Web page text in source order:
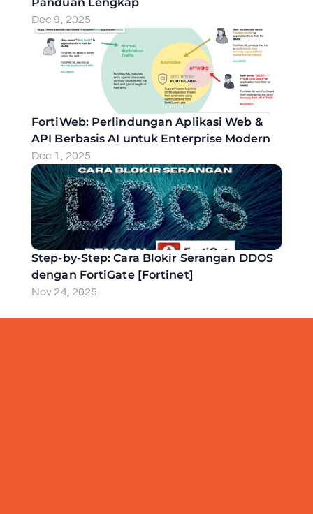
Dec 9, 2025
FortiWeb: Perlindungan Aplikasi Web &
API Berbasis AI untuk Enterprise Modern
Dec 1, 2025
Step-by-Step: Cara Blokir Serangan DDOS
dengan FortiGate [Fortinet]
Nov 24, 2025